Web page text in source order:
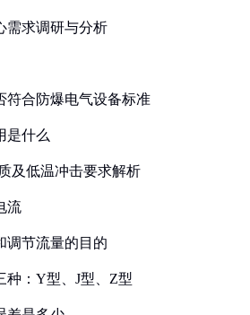
需求调研与分析
符合防爆电气设备标准
是什么
及低温冲击要求解析
流
调节流量的目的
种：Y型、J型、Z型